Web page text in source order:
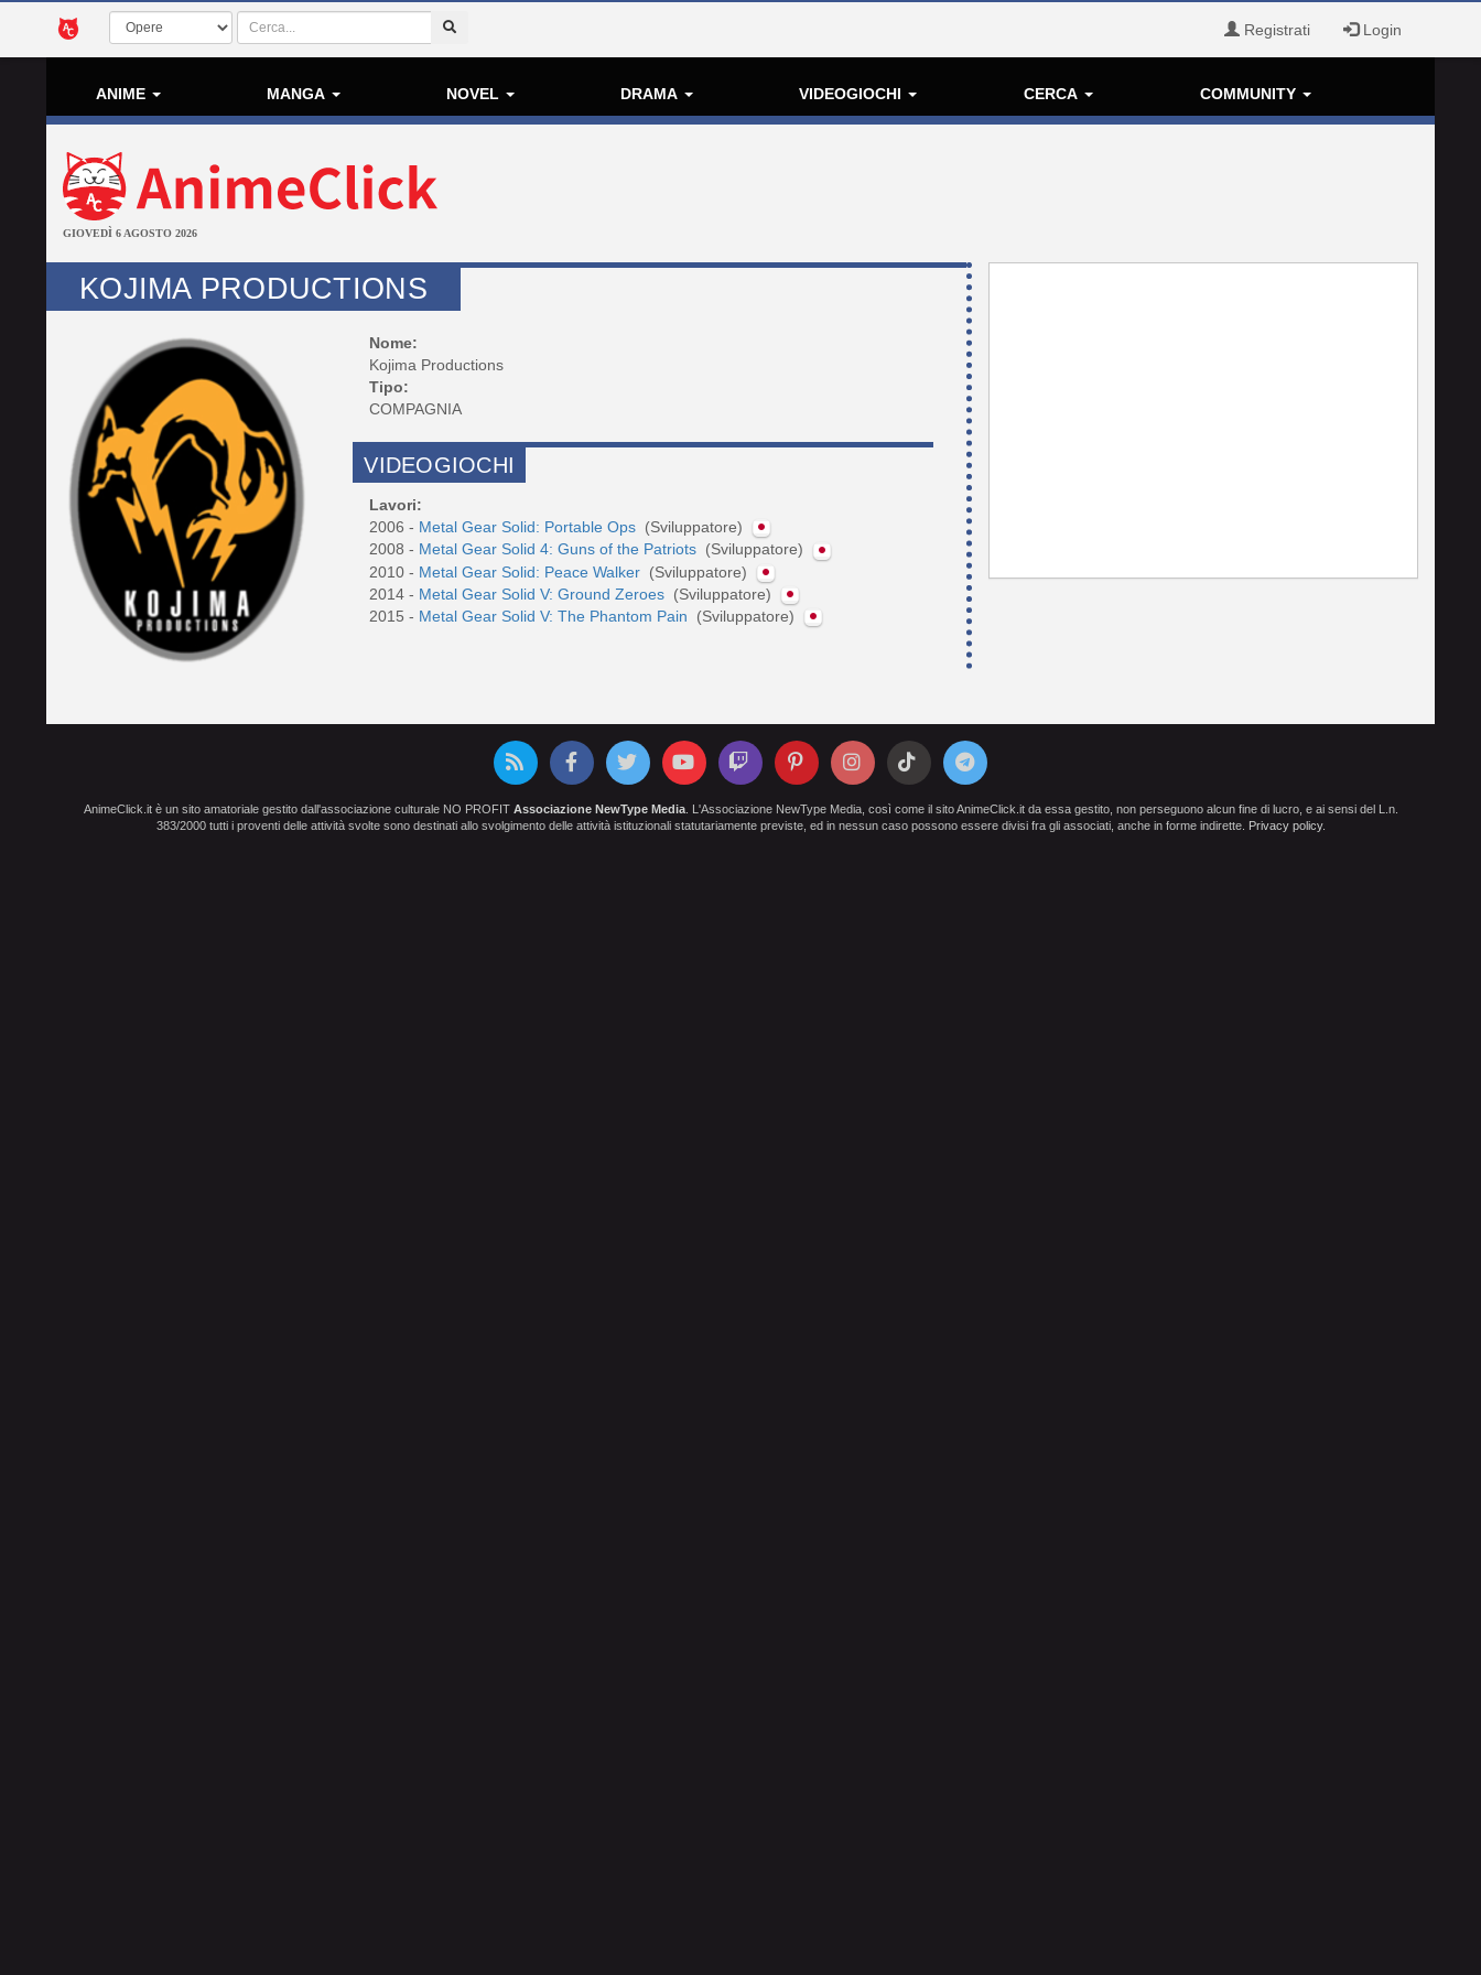
Registrati Login
ANIME MANGA NOVEL DRAMA VIDEOGIOCHI CERCA COMMUNITY
GIOVEDÌ 6 AGOSTO 2026
KOJIMA PRODUCTIONS
Nome:
Kojima Productions
Tipo:
COMPAGNIA
VIDEOGIOCHI
Lavori:
2006 - Metal Gear Solid: Portable Ops (Sviluppatore)
2008 - Metal Gear Solid 4: Guns of the Patriots (Sviluppatore)
2010 - Metal Gear Solid: Peace Walker (Sviluppatore)
2014 - Metal Gear Solid V: Ground Zeroes (Sviluppatore)
2015 - Metal Gear Solid V: The Phantom Pain (Sviluppatore)
AnimeClick.it è un sito amatoriale gestito dall'associazione culturale NO PROFIT Associazione NewType Media. L'Associazione NewType Media, così come il sito AnimeClick.it da essa gestito, non perseguono alcun fine di lucro, e ai sensi del L.n.
383/2000 tutti i proventi delle attività svolte sono destinati allo svolgimento delle attività istituzionali statutariamente previste, ed in nessun caso possono essere divisi fra gli associati, anche in forme indirette. Privacy policy.